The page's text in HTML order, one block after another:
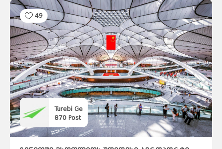
49
Turebi Ge
870 Post